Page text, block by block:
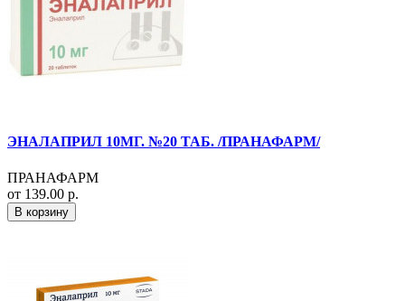
ЭНАЛАПРИЛ 10МГ. №20 ТАБ. /ПРАНАФАРМ/
ПРАНАФАРМ
от 139.00 р.
В корзину